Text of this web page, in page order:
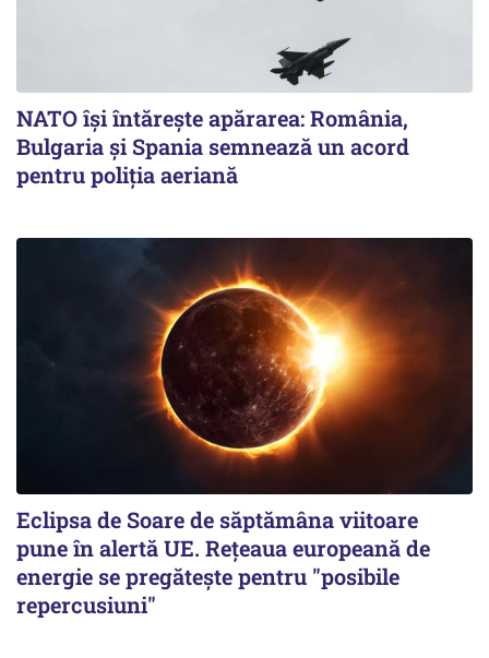
NATO își întărește apărarea: România,
Bulgaria și Spania semnează un acord
pentru poliția aeriană
Eclipsa de Soare de săptămâna viitoare
pune în alertă UE. Rețeaua europeană de
energie se pregătește pentru "posibile
repercusiuni"